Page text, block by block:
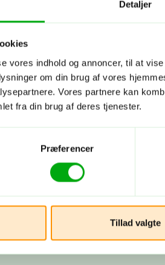
Detaljer
vores indhold og annoncer, til at
om din brug af vores
Vores partnere kan
fra din brug af deres tjenester.
Præferencer
Tillad valgte